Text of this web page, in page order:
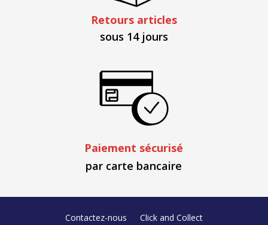
Retours articles
sous 14 jours
Paiement sécurisé
par carte bancaire
Contactez-nous Click and Collect